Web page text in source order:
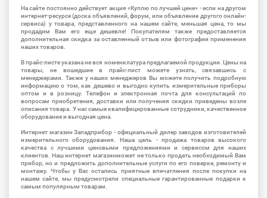
На сайте постоянно действует акция «Куплю по лучшей цене» - если на другом
интернет-ресурсе (доска объявлений, форум, или объявление другого онлайн-
сервиса) у товара, представленного на нашем сайте, меньшая цена, то мы
продадим Вам его еще дешевле! Покупателям также предоставляется
дополнительная скидка за оставленный отзыв или фотографии применения
наших товаров.
В прайс-листе указана не вся номенклатура предлагаемой продукции. Цены на
товары, не вошедшие в прайс-лист можете узнать, связавшись с
менеджерами. Также у наших менеджеров Вы можете получить подробную
информацию о том, как дешево и выгодно купить измерительные приборы
оптом и в розницу. Телефон и электронная почта для консультаций по
вопросам приобретения, доставки или получения скидки приведены возле
описания товара. У нас самые квалифицированные сотрудники, качественное
оборудование и выгодная цена.
Интернет магазин Западприбор - официальный дилер заводов изготовителей
измерительного оборудования. Наша цель - продажа товаров высокого
качества с лучшими ценовыми предложениями и сервисом для наших
клиентов. Наш интернет магазинможет не только продать необходимый Вам
прибор, но и предложить дополнительные услуги по его поверке, ремонту и
монтажу. Чтобы у Вас остались приятные впечатления после покупки на
нашем сайте, мы предусмотрели специальные гарантированные подарки к
самым популярным товарам.